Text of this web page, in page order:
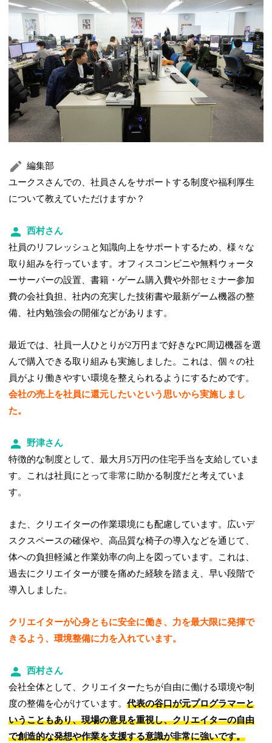
編集部
ユークスさんでの、社員さんをサポートする制度や福利厚生
について教えていただけますか？
西村さん
社員のリフレッシュと知識向上をサポートするため、様々な
取り組みを行っています。オフィスコンビニや無料ウォータ
ーサーバーの設置、書籍・ゲーム購入費や外部セミナー参加
費の会社負担、社内の充実した技術書や最新ゲーム機器の整
備、社内勉強会の開催などがあります。
最近では、社員一人ひとりが2万円まで好きなPC周辺機器を選
んで購入できる取り組みも実施しました。これは、個々の社
員がより働きやすい環境を整えられるようにするためです。
会社の売上を社員に還元したいという思いから実施しまし
た。
野津さん
特徴的な制度として、最大月5万円の住宅手当を支給していま
す。これは社員にとって非常に助かる制度だと考えていま
す。
また、クリエイターの作業環境にも配慮しています。広いデ
スクスペースの確保や、高品質な椅子の導入などを通じて、
体への負担軽減と作業効率の向上を図っています。これは、
過去にクリエイターが腰を痛めた経験を踏まえ、早い段階で
導入しました。
クリエイターが心身ともに安全に働き、力を最大限に発揮で
きるよう、環境整備に力を入れています。
西村さん
会社全体として、クリエイターたちが自由に働ける環境や制
度の整備を心がけています。代表の谷口が元プログラマーと
いうこともあり、現場の意見を重視し、クリエイターの自由
で創造的な発想や作業を支援する意識が非常に強いです。